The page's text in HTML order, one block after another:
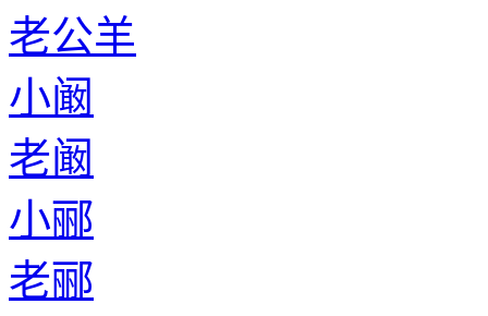
老公羊
小阚
老阚
小郦
老郦